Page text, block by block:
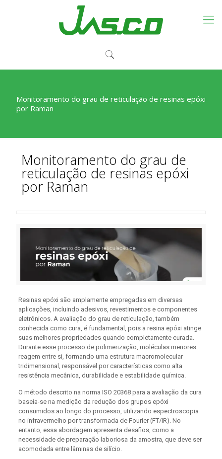
Monitoramento do grau de reticulação de resinas epóxi
por Raman
Monitoramento do grau de
reticulação de resinas epóxi
por Raman
Resinas epóxi são amplamente empregadas em diversas
aplicações, incluindo adesivos, revestimentos e componentes
eletrônicos. A avaliação do grau de reticulação, também
conhecida como cura, é fundamental, pois a resina epóxi atinge
suas melhores propriedades quando completamente curada.
Durante esse processo de polimerização, moléculas menores
reagem entre si, formando uma estrutura macromolecular
tridimensional, responsável por características como alta
resistência mecânica, durabilidade e estabilidade química.
O método descrito na norma ISO 20368 para a avaliação da cura
baseia-se na medição da redução dos grupos epóxi
consumidos ao longo do processo, utilizando espectroscopia
no infravermelho por transformada de Fourier (FT/IR). No
entanto, essa abordagem apresenta desafios, como a
necessidade de preparação laboriosa da amostra, que deve ser
acomodada entre lâminas de silício.